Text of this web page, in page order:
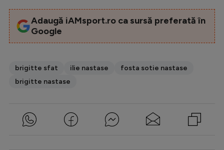
Adaugă iAMsport.ro ca sursă preferată în
Google
brigitte sfat ilie nastase
fosta sotie nastase
brigitte nastase